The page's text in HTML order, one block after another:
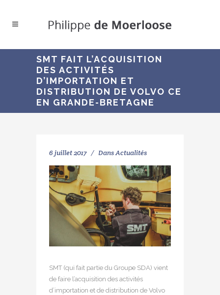
SMT FAIT L’ACQUISITION
DES ACTIVITÉS
D’IMPORTATION ET
DISTRIBUTION DE VOLVO CE
EN GRANDE-BRETAGNE
6 juillet 2017 DansActualités
SMT (qui fait partie du Groupe SDA) vient
de faire l’acquisition des activités
d’importation et de distribution de Volvo